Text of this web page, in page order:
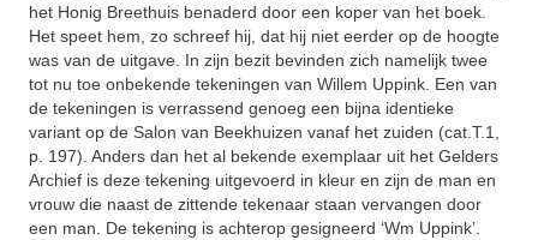
het Honig Breethuis benaderd door een koper van het boek.
Het speet hem, zo schreef hij, dat hij niet eerder op de hoogte
was van de uitgave. In zijn bezit bevinden zich namelijk twee
tot nu toe onbekende tekeningen van Willem Uppink. Een van
de tekeningen is verrassend genoeg een bijna identieke
variant op de Salon van Beekhuizen vanaf het zuiden (cat.T.1,
p. 197). Anders dan het al bekende exemplaar uit het Gelders
Archief is deze tekening uitgevoerd in kleur en zijn de man en
vrouw die naast de zittende tekenaar staan vervangen door
een man. De tekening is achterop gesigneerd ‘Wm Uppink’.